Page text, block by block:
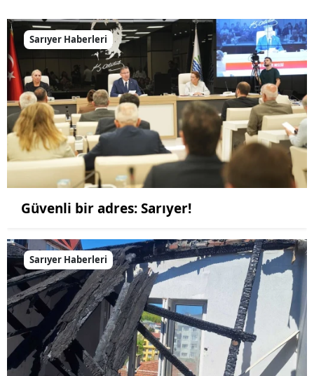
Sarıyer Haberleri
Güvenli bir adres: Sarıyer!
Sarıyer Haberleri